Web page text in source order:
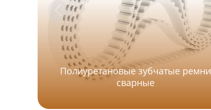
Полиуретановые зубчатые ремни
сварные